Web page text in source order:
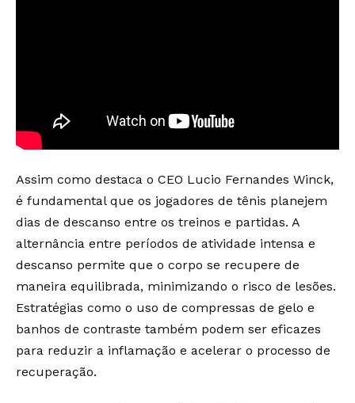
Assim como destaca o CEO Lucio Fernandes Winck,
é fundamental que os jogadores de tênis planejem
dias de descanso entre os treinos e partidas. A
alternância entre períodos de atividade intensa e
descanso permite que o corpo se recupere de
maneira equilibrada, minimizando o risco de lesões.
Estratégias como o uso de compressas de gelo e
banhos de contraste também podem ser eficazes
para reduzir a inflamação e acelerar o processo de
recuperação.